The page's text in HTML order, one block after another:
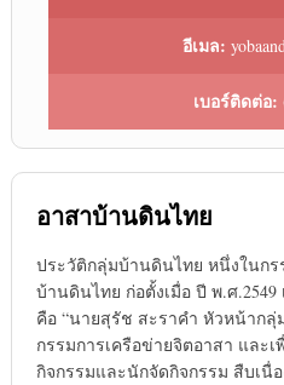
อีเมล:
เบอร์ติดต่อ:
อาสาบ้านดินไทย
ประวัติกลุ่มบ้านดินไทย หนึ่งในกร
บ้านดินไทย ก่อตั้งเมื่อ ปี พ.ศ
คือ “นายสุรัช สะราคำ หัวหน้าก
กรรมการเครือข่ายจิตอาสา และ
กิจกรรมและนักจัดกิจกรรม สืบเนื่